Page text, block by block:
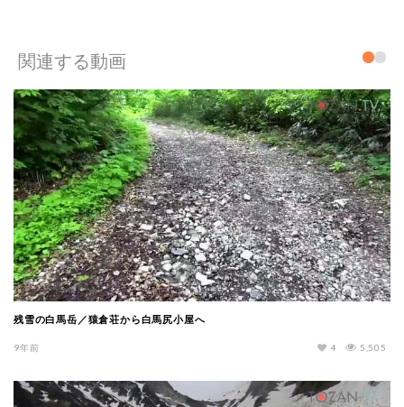
関連する動画
残雪の白馬岳／猿倉荘から白馬尻小屋へ
9年前 5,505
4